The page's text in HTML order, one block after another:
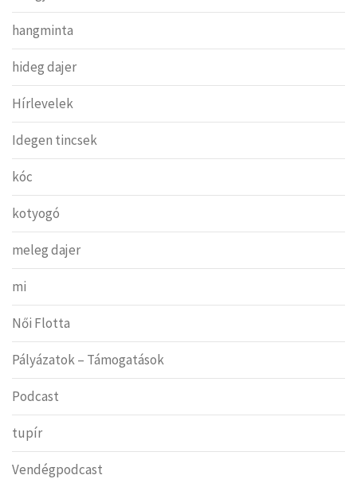
hangminta
hideg dajer
Hírlevelek
Idegen tincsek
kóc
kotyogó
meleg dajer
mi
Női Flotta
Pályázatok – Támogatások
Podcast
tupír
Vendégpodcast